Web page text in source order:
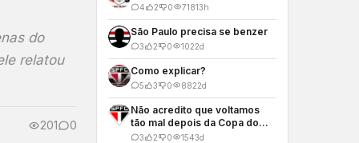
do
relatou
201 0
4 2 0 71813h
São Paulo precisa se benzer
3 2 0 1022d
Como explicar?
5 3 0 8822d
Não acredito que voltamos
tão mal depois da Copa do
Mundo
3 2 0 1543d